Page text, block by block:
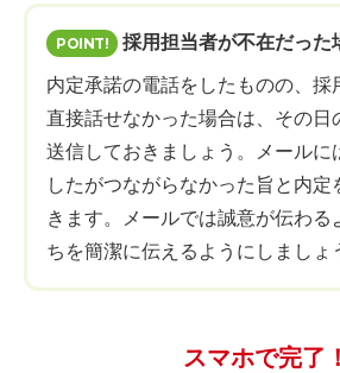
採用担当者が不在だった
内定承諾の電話をしたものの、採
直接話せなかった場合は、その日
送信しておきましょう。メールに
したがつながらなかった旨と内
きます。メールでは誠意が伝わる
ちを簡潔に伝えるようにしましょ
スマホで完了！